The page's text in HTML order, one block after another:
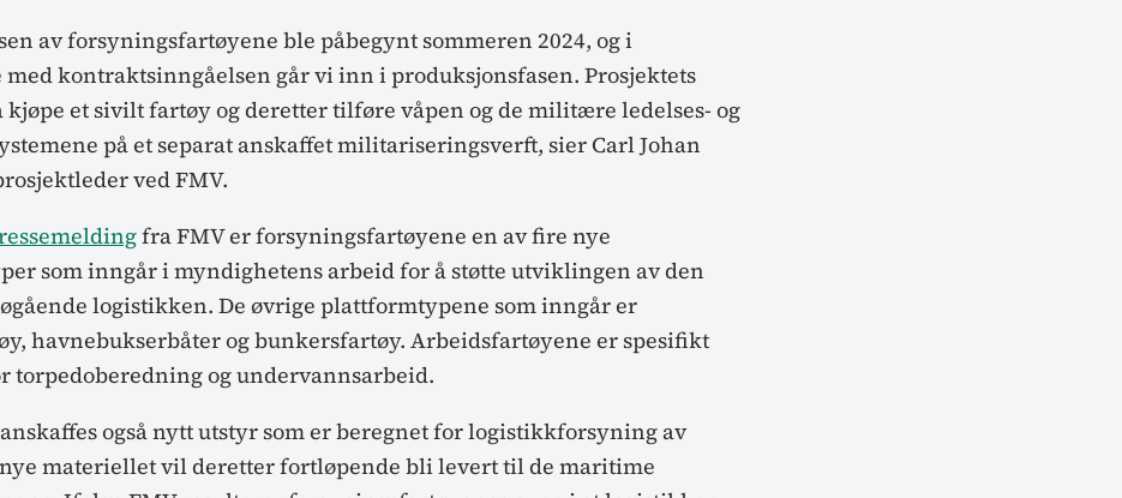
av forsyningsfartøyene ble påbegynt sommeren 2024, og i
kontraktsinngåelsen går vi inn i produksjonsfasen. Prosjektets
kjøpe et sivilt fartøy og deretter tilføre våpen og de militære ledelses- og
på et separat anskaffet militariseringsverft, sier Carl Johan
ved FMV.
fra FMV er forsyningsfartøyene en av fire nye
som inngår i myndighetens arbeid for å støtte utviklingen av den
logistikken. De øvrige plattformtypene som inngår er
havnebukserbåter og bunkersfartøy. Arbeidsfartøyene er spesifikt
torpedoberedning og undervannsarbeid.
også nytt utstyr som er beregnet for logistikkforsyning av
materiellet vil deretter fortløpende bli levert til de maritime